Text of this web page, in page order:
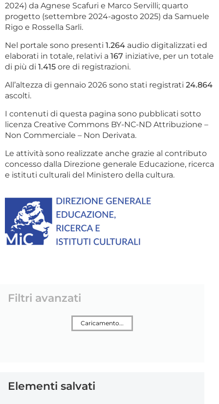
2024) da Agnese Scafuri e Marco Servilli; quarto
progetto (settembre 2024-agosto 2025) da Samuele
Rigo e Rossella Sarli.
Nel portale sono presenti 1.264 audio digitalizzati ed
elaborati in totale, relativi a 167 iniziative, per un totale
di più di 1.415 ore di registrazioni.
All’altezza di gennaio 2026 sono stati registrati 24.864
ascolti.
I contenuti di questa pagina sono pubblicati sotto
licenza Creative Commons BY-NC-ND Attribuzione –
Non Commerciale – Non Derivata.
Le attività sono realizzate anche grazie al contributo
concesso dalla Direzione generale Educazione, ricerca
e istituti culturali del Ministero della cultura.
Filtri avanzati
Caricamento...
Elementi salvati